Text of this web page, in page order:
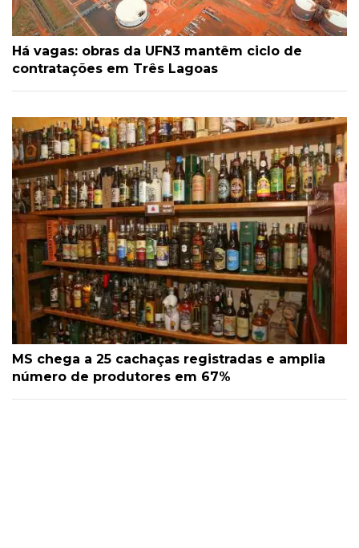
Há vagas: obras da UFN3 mantêm ciclo de
contratações em Três Lagoas
MS chega a 25 cachaças registradas e amplia
número de produtores em 67%